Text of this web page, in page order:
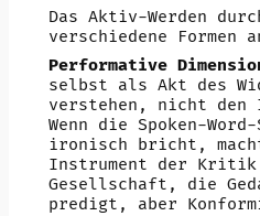
Das Aktiv-Werden
verschiedene Formen
Performative
selbst als Akt des
verstehen, nicht
Wenn die Spoken-
ironisch bricht,
Instrument der
Gesellschaft, die
predigt, aber